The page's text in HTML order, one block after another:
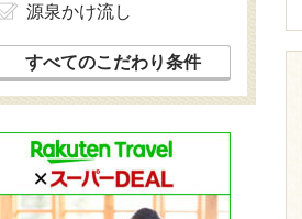
源泉かけ流し
すべてのこだわり条件